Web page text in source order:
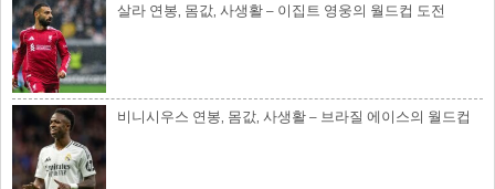
살라 연봉, 몸값, 사생활 – 이집트 영웅의 월드컵 도전
비니시우스 연봉, 몸값, 사생활 – 브라질 에이스의 월드컵